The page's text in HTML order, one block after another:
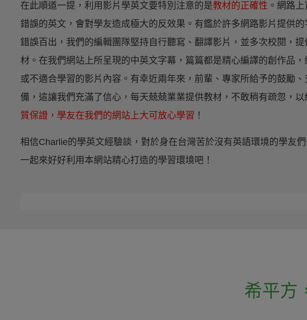
在此順道一提，利用影片學英文要特別注意的是教材的正確性 。網路
錯誤的英文，會對學友造成極大的反效果。有鑑於許多網路影片提供的
錯誤百出，我們的編輯團隊堅持自行聽寫、翻譯影片，並多次校閱，
材。在我們網站上所呈現的中英文字幕，篇篇都是精心編譯的創作品
或不適合學習的影片內容。有幸近兩年來，前輩、專家所給予的鼓勵
備，這讓我們充滿了信心，每天兢兢業業提供教材，不敢稍有疏忽，以
質保證，學友在我們的網站上大可放心學習 ！
相信Charlie的學英文經驗談，對於身在台灣苦於沒有英語環境的學友
一起來好好利用本網站精心打造的學習環境吧！
希平方